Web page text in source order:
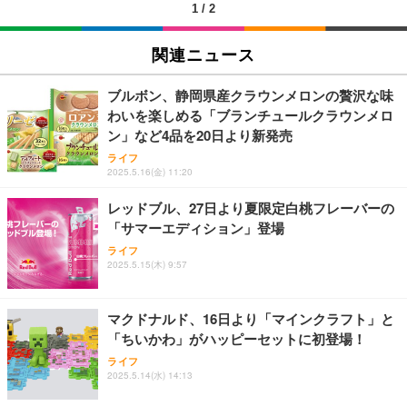
SIHOO B100 オフィスチェア／デスクチェア メッシ
ュチェア 人間工学 疲れない ブラック
￥27,999
Sezlife オフィスチェア デスクチェア 疲れない テレ
ワーク チェア 強化バックレスト 30度ロッキング機
能 人間工学 椅子 腰サポート 90度跳ね上げ式アーム
レスト 3Dヘッドレスト ハンガー付き 高反発クッシ
務用 おしゃれ パソコンチェア (ブラック)
Sezlife オフィスチェア デスクチェア 疲れない テレ
ワーク チェア 強化バックレスト 30度ロッキング機
能 人間工学 椅子 腰サポート 90度跳ね上げ式アーム
務用 おしゃれ パソコンチェア (ホワイト)
ANDWINT オフィスチェア デスクチェア 肘なし メ
ッシュ 通気性 ランバーサポート付き 腰サポート ガ
ス圧無段階昇降 360度回転 キャスター付き コンパク
EIZO ビジネス向けプレミアムモニター | FlexScan
￥109,572
【純正品】27"ゲーミングモニター DualSense 充電
フック付き（CFI-ZDM1J）
￥49,979
【整備済み品】Dell E2724HS 27インチ 液晶モニタ
ー フルHD（1920×1080）VA 非光沢 HDMI/DisplayP
ort/VGA スピーカー内蔵 高さ調整 スイベル VESA対
【MiniLED/24.5inch/280Hz/FHD】GRAPHT THE S
HOOTER Gaming Monitor 24” Essential ゲーミン
グモニター QD 24.5インチ 1ms FHD 量子ドット 残
Amazonベーシック ペットシーツ 厚型 ワイド 42枚
x2袋(84枚) ホワイト(吸収面:ライトブルー)
￥3,234
ネオ・ルーライフ ネオ・オムツ L 中型犬用 26枚入
り 単品
￥1,800
Smart Basic(スマートベーシック) 【Amazon.co.jp
限定】 Smart Basic アイリスオーヤマ ペットシーツ
超厚型 お徳用 ワイド 100枚入 (x 1) (ケース販売)
アイリスオーヤマ ペットシーツ 超厚型 お徳用 レギ
ュラー 200枚入【Amazon.co.jp限定】
1 / 2
関連ニュース
ブルボン、静岡県産クラウンメロンの贅沢な味
わいを楽しめる「ブランチュールクラウンメロ
ン」など4品を20日より新発売
ライフ
2025.5.16(金) 11:20
レッドブル、27日より夏限定白桃フレーバーの
「サマーエディション」登場
ライフ
2025.5.15(木) 9:57
マクドナルド、16日より「マインクラフト」と
「ちいかわ」がハッピーセットに初登場！
ライフ
2025.5.14(水) 14:13